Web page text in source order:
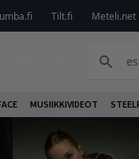
Tilt.fi Meteli.net
MUSIIKKIVIDEOT